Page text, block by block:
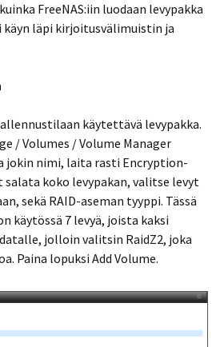
FreeNAS:iin luodaan levypakka
käyn läpi kirjoitusvälimuistin ja
käytettävä levypakka.
/ Volumes / Volume Manager
jokin nimi, laita rasti Encryption-
koko levypakan, valitse levyt
sekä RAID-aseman tyyppi. Tässä
käytössä 7 levyä, joista kaksi
jolloin valitsin RaidZ2, joka
Paina lopuksi Add Volume.